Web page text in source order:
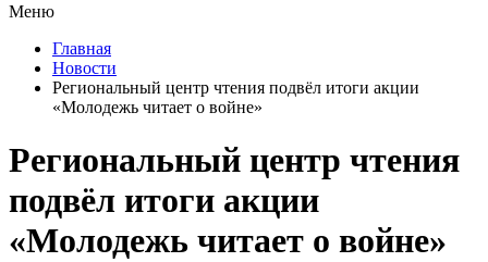
Меню
Главная
Новости
Региональный центр чтения подвёл итоги акции
«Молодежь читает о войне»
Региональный центр чтения
подвёл итоги акции
«Молодежь читает о войне»